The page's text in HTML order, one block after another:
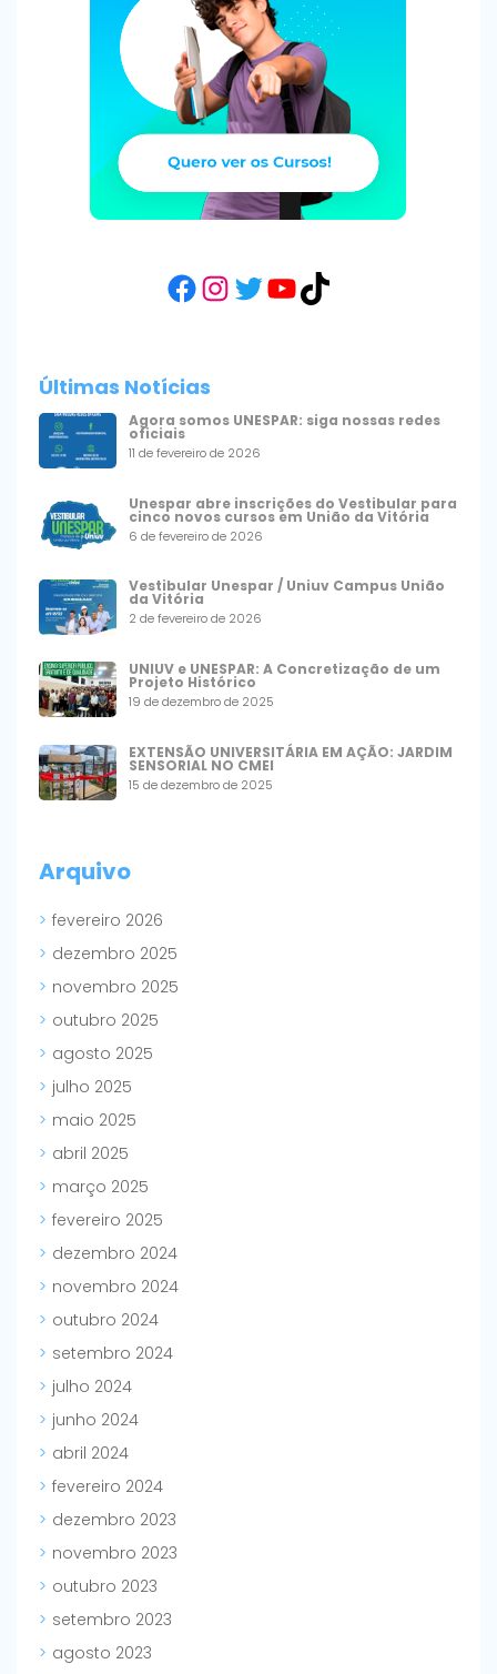
Facebook
Instagram
Twitter
YouTube
TikTok
Últimas Notícias
Agora somos UNESPAR: siga nossas redes
oficiais
11 de fevereiro de 2026
Unespar abre inscrições do Vestibular para
cinco novos cursos em União da Vitória
6 de fevereiro de 2026
Vestibular Unespar / Uniuv Campus União
da Vitória
2 de fevereiro de 2026
UNIUV e UNESPAR: A Concretização de um
Projeto Histórico
19 de dezembro de 2025
EXTENSÃO UNIVERSITÁRIA EM AÇÃO: JARDIM
SENSORIAL NO CMEI
15 de dezembro de 2025
Arquivo
fevereiro 2026
dezembro 2025
novembro 2025
outubro 2025
agosto 2025
julho 2025
maio 2025
abril 2025
março 2025
fevereiro 2025
dezembro 2024
novembro 2024
outubro 2024
setembro 2024
julho 2024
junho 2024
abril 2024
fevereiro 2024
dezembro 2023
novembro 2023
outubro 2023
setembro 2023
agosto 2023